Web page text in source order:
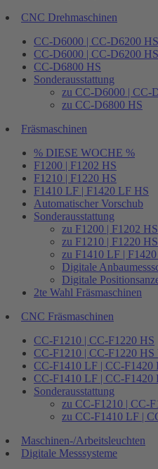
CNC Drehmaschinen
CC-D6000 | CC-D6200 HS
CC-D6000 | CC-D6200
CC-D6800 HS
Sonderausstattung
zu CC-D6000 | CC-
zu CC-D6800 HS
Fräsmaschinen
% DIESE WOCHE %
F1200 | F1202 HS
F1210 | F1220 HS
F1410 LF | F1420 LF HS
Automatischer Vorschub
Sonderausstattung
zu F1200 | F1202 HS
zu F1210 | F1220 HS
zu F1410 LF |
Digitale
Digitale
2te Wahl Fräsmaschinen
CNC Fräsmaschinen
CC-F1210 | CC-F1220 HS
CC-F1210 | CC-F1220 HS
CC-F1410 LF | CC-F1420
CC-F1410 LF | CC-F1420
Sonderausstattung
zu CC-F1210 | CC-
zu CC-F1410 LF |
Maschinen-/Arbeitsleuchten
Digitale Messsysteme